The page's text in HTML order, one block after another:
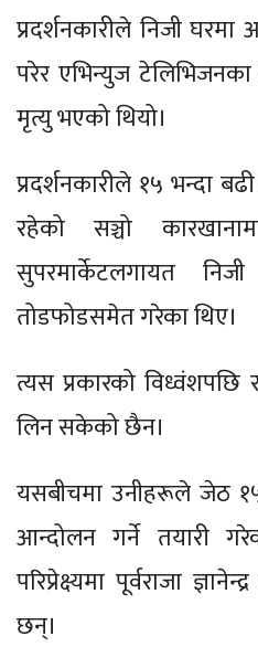
प्रदर्शनकारीले निजी
परेर एभिन्युज
मृत्यु भएको थियो।
प्रदर्शनकारीले १५ भन्दा
रहेको सञ्चो
सुपरमार्केटलगायत
तोडफोडसमेत गरेका थिए।
त्यस प्रकारको विध्वंशपछि
लिन सकेको छैन।
यसबीचमा उनीहरूले जेठ
आन्दोलन गर्ने तयारी
परिप्रेक्ष्यमा पूर्वराजा
छन्।